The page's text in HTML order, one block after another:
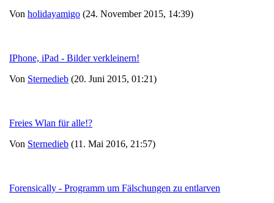
Von holidayamigo (24. November 2015, 14:39)
IPhone, iPad - Bilder verkleinern!
Von Sternedieb (20. Juni 2015, 01:21)
Freies Wlan für alle!?
Von Sternedieb (11. Mai 2016, 21:57)
Forensically - Programm um Fälschungen zu entlarven